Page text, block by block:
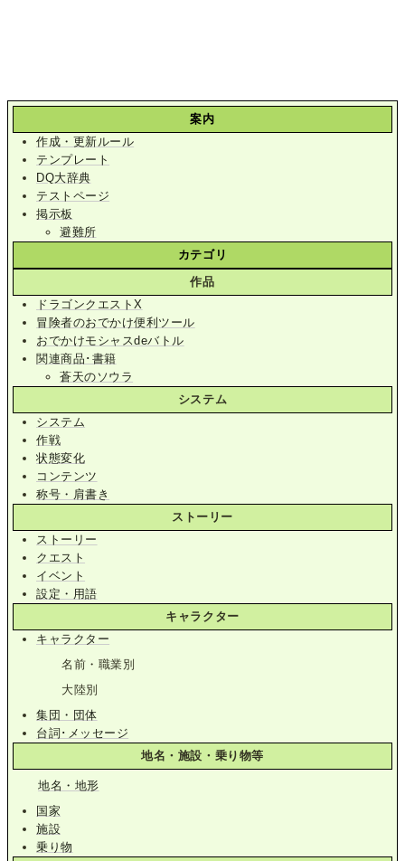
案内
作成・更新ルール
テンプレート
DQ大辞典
テストページ
掲示板
避難所
カテゴリ
作品
ドラゴンクエストX
冒険者のおでかけ便利ツール
おでかけモシャスdeバトル
関連商品･書籍
蒼天のソウラ
システム
システム
作戦
状態変化
コンテンツ
称号・肩書き
ストーリー
ストーリー
クエスト
イベント
設定・用語
キャラクター
キャラクター
名前・職業別
大陸別
集団・団体
台詞･メッセージ
地名・施設・乗り物等
地名・地形
国家
施設
乗り物